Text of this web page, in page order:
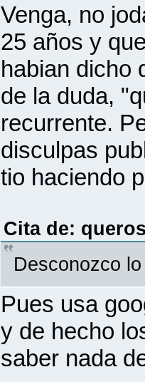
Venga, no
25 años y
habian dicho
de la duda,
recurrente.
disculpas
tio haciendo
Cita de:
Desconozco
Pues usa
y de hecho
saber nada